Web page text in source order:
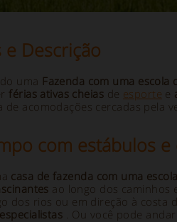
Descrição
uma Fazenda com uma escola
férias ativas cheias de esporte e
de acomodações cercadas pela
com estábulos
casa de fazenda com uma
ao longo dos caminhos
dos rios ou em direção à costa
. Ou você pode